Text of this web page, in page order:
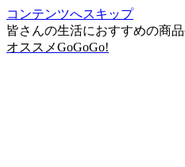
コンテンツへスキップ
皆さんの生活におすすめの商
オススメGoGoGo!